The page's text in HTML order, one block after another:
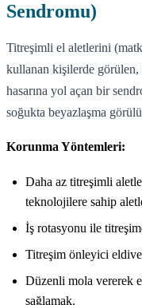
Sendromu)
Titreşimli el aletlerini
kullanan kişilerde görülen,
hasarına yol açan bir
soğukta beyazlaşma
Korunma Yöntemleri:
Daha az titreşimli
teknolojilere sahip
İş rotasyonu ile
Titreşim önleyici
Düzenli mola vererek
sağlamak.